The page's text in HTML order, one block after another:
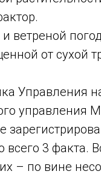
ветреной
от сухой
Управления
управления
всего 3 факта.
– по вине